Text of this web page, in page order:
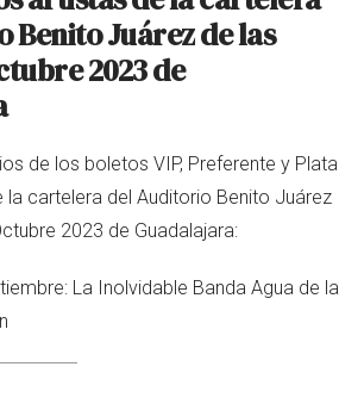
Benito Juárez de las
2023 de
de los boletos VIP, Preferente y Plata
la cartelera del Auditorio Benito Juárez
2023 de Guadalajara:
La Inolvidable Banda Agua de la